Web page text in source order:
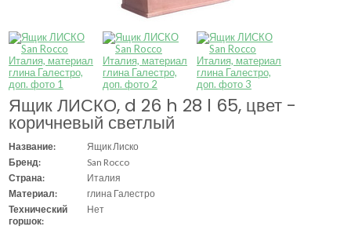
Ящик ЛИСКО, d 26 h 28 l 65, цвет -
коричневый светлый
Название:
Ящик Лиско
Бренд:
San Rocco
Страна:
Италия
Материал:
глина Галестро
Технический
горшок:
Нет